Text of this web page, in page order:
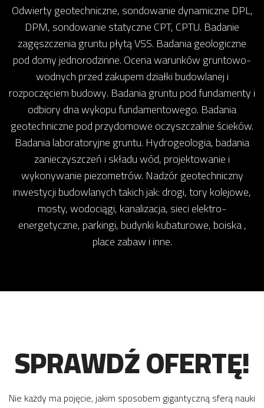
Odwierty geotechniczne, sondowanie dynamiczne DPL,
DPM, sondowanie statyczne CPT, CPTU. Badanie
zagęszczenia gruntu płytą VSS. Badania geologiczne
pod domy jednorodzinne. Ocena warunków gruntowo-
wodnych przed zakupem działki budowlanej i
rozpoczęciem budowy. Badania gruntu pod fundamenty i
odbiory dna wykopu fundamentowego. Badania
geotechniczne pod przydomowe oczyszczalnie ścieków.
Badania laboratoryjne gruntu. Hydrogeologia, badania
zanieczyszczeń i składu wód, projektowanie i
wykonywanie piezometrów. Nadzór geotechniczny
inwestycji budowlanych takich jak: drogi, tory kolejowe,
mosty, wodociągi, kanalizacja, sieci elektro-
energetyczne, parkingi, budynki kubaturowe, boiska ,
place zabaw i inne.
SPRAWDŹ OFERTĘ!
Nie każdy ma pojęcie, jakim sposobem gigantyczną sferą nauki